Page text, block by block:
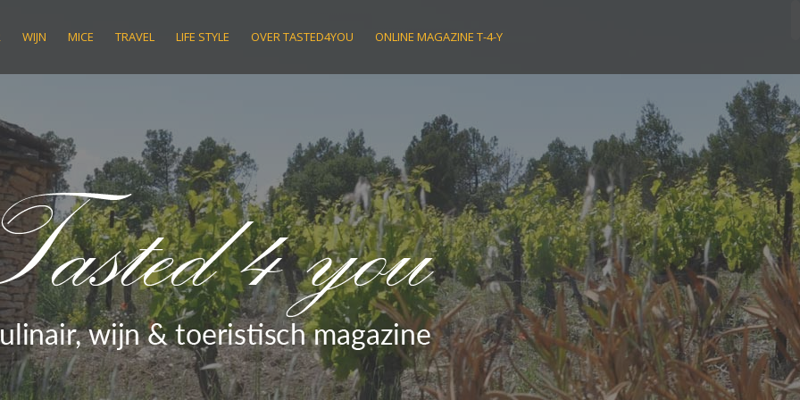
WIJN MICE TRAVEL LIFE STYLE OVER TASTED4YOU ONLINE MAGAZINE T-4-Y